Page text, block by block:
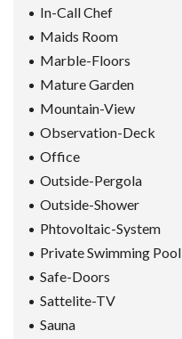
In-Call Chef
Maids Room
Marble-Floors
Mature Garden
Mountain-View
Observation-Deck
Office
Outside-Pergola
Outside-Shower
Phtovoltaic-System
Private Swimming Pool
Safe-Doors
Sattelite-TV
Sauna